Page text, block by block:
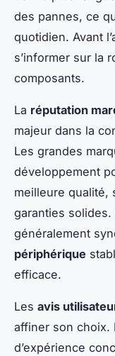
des pannes, ce
quotidien. Avant
s’informer sur la
composants.
La réputation
majeur dans la
Les grandes
développement
meilleure qualité,
garanties
généralement
périphérique
efficace.
Les avis
affiner son choix.
d’expérience